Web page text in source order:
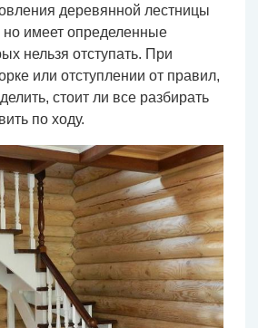
деревянной лестницы
но имеет определенные
нельзя отступать. При
или отступлении от правил,
стоит ли все разбирать
по ходу.